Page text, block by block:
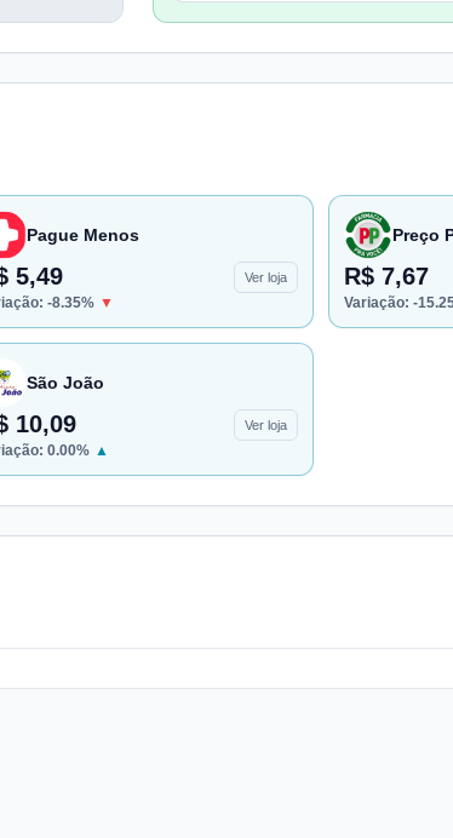
Pague Menos
5,49 Ver loja
-8.35% ▼
Preço
R$ 7,67
Variação: -
São João
10,09 Ver loja
0.00% ▲